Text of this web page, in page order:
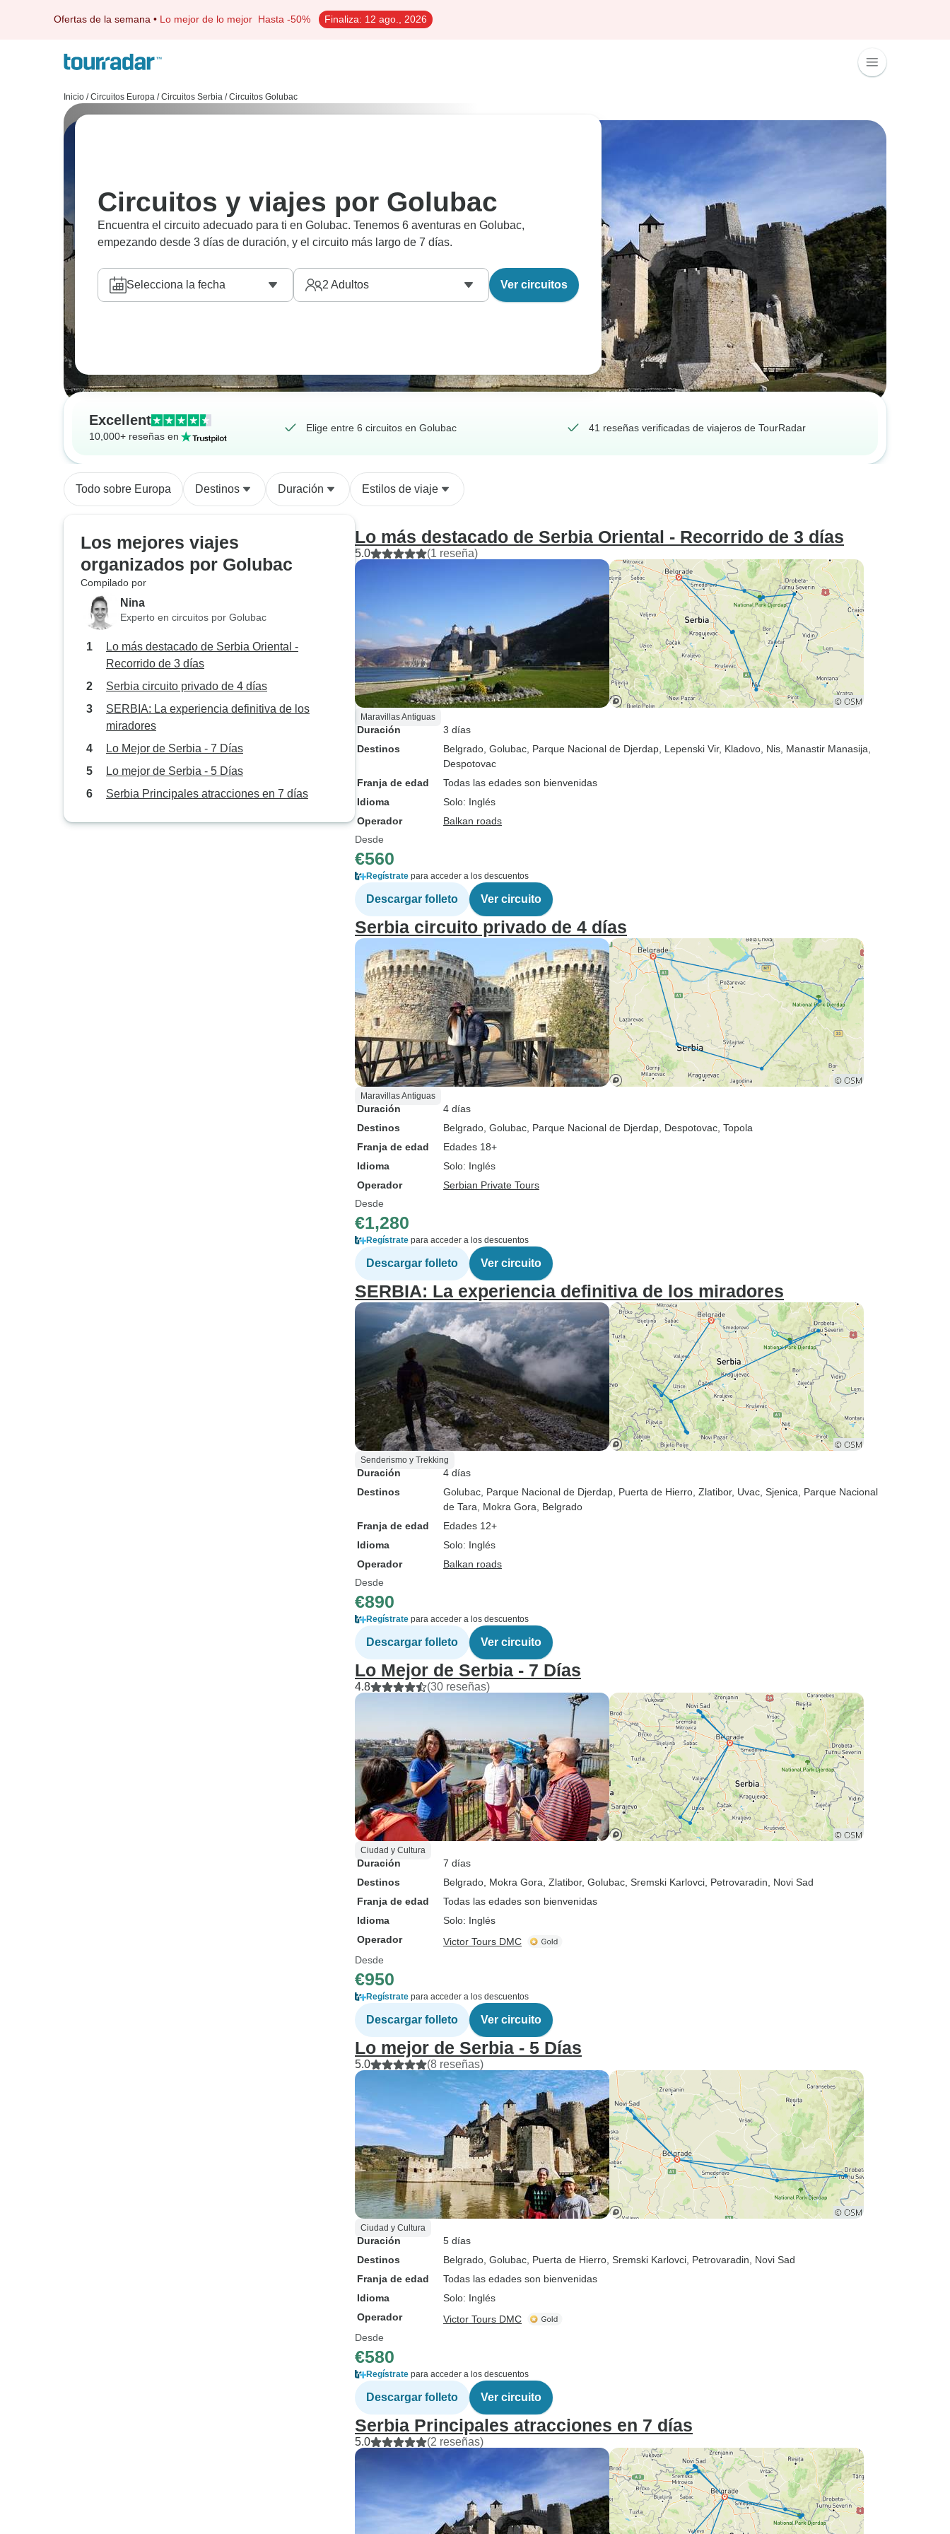
Ofertas de la semana • Lo mejor de lo mejor Hasta -50% Finaliza: 12 ago., 2026
Inicio / Circuitos Europa / Circuitos Serbia / Circuitos Golubac
Circuitos y viajes por Golubac
Encuentra el circuito adecuado para ti en Golubac. Tenemos 6 aventuras en Golubac,
empezando desde 3 días de duración, y el circuito más largo de 7 días.
Selecciona la fecha 2 Adultos Ver circuitos
Excellent
10,000+ reseñas en
Elige entre 6 circuitos en Golubac 41 reseñas verificadas de viajeros de TourRadar
Todo sobre Europa Destinos Duración Estilos de viaje
Los mejores viajes
organizados por Golubac
Compilado por
Nina
Experto en circuitos por Golubac
Lo más destacado de Serbia Oriental -
Recorrido de 3 días
Serbia circuito privado de 4 días
SERBIA: La experiencia definitiva de los
miradores
Lo Mejor de Serbia - 7 Días
Lo mejor de Serbia - 5 Días
Serbia Principales atracciones en 7 días
Lo más destacado de Serbia Oriental - Recorrido de 3 días
5.0 (1 reseña)
Maravillas Antiguas
Duración
3 días
Destinos
Belgrado , Golubac , Parque Nacional de Djerdap , Lepenski Vir, Kladovo , Nis , Manastir Manasija
Despotovac
Franja de edad
Todas las edades son bienvenidas
Idioma
Solo: Inglés
Operador
Balkan roads
Desde
€560
Regístrate para acceder a los descuentos
Descargar folleto Ver circuito
Serbia circuito privado de 4 días
Maravillas Antiguas
Duración
4 días
Destinos
Belgrado , Golubac , Parque Nacional de Djerdap , Despotovac , Topola
Franja de edad
Edades 18+
Idioma
Solo: Inglés
Operador
Serbian Private Tours
Desde
€1,280
Regístrate para acceder a los descuentos
Descargar folleto Ver circuito
SERBIA: La experiencia definitiva de los miradores
Senderismo y Trekking
Duración
4 días
Destinos
Golubac , Parque Nacional de Djerdap , Puerta de Hierro , Zlatibor, Uvac , Sjenica , Parque Nacional
de Tara , Mokra Gora , Belgrado
Franja de edad
Edades 12+
Idioma
Solo: Inglés
Operador
Balkan roads
Desde
€890
Regístrate para acceder a los descuentos
Descargar folleto Ver circuito
Lo Mejor de Serbia - 7 Días
4.8 (30 reseñas)
Ciudad y Cultura
Duración
7 días
Destinos
Belgrado , Mokra Gora , Zlatibor, Golubac , Sremski Karlovci , Petrovaradin , Novi Sad
Franja de edad
Todas las edades son bienvenidas
Idioma
Solo: Inglés
Operador
Victor Tours DMC
Desde
€950
Regístrate para acceder a los descuentos
Descargar folleto Ver circuito
Lo mejor de Serbia - 5 Días
5.0 (8 reseñas)
Ciudad y Cultura
Duración
5 días
Destinos
Belgrado , Golubac , Puerta de Hierro , Sremski Karlovci , Petrovaradin , Novi Sad
Franja de edad
Todas las edades son bienvenidas
Idioma
Solo: Inglés
Operador
Victor Tours DMC
Desde
€580
Regístrate para acceder a los descuentos
Descargar folleto Ver circuito
Serbia Principales atracciones en 7 días
5.0 (2 reseñas)